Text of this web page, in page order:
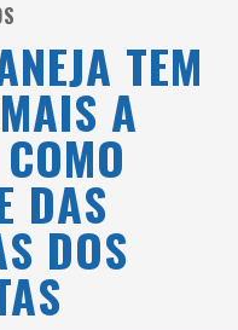
Suzy Brasil desembarca em Belo Horizonte nesta quinta-feira com o espetáculo “Uma Noite Horripilante”
TEM
A
DAS
DOS